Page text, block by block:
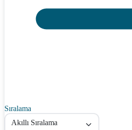
Sıralama
Akıllı Sıralama